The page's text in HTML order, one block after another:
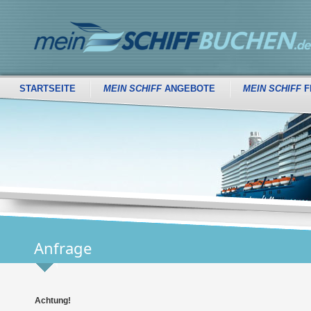
STARTSEITE MEIN SCHIFFANGEBOTE MEIN SCHIFF
Anfrage
Achtung!